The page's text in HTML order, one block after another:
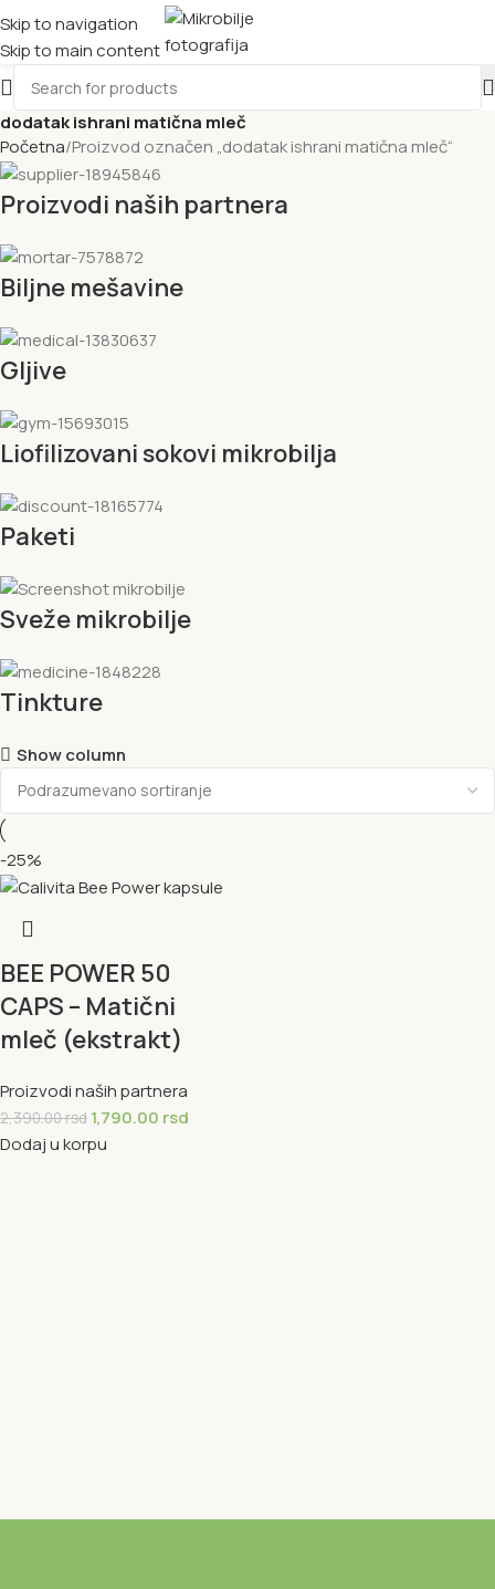
Skip to navigation
Skip to main content
dodatak ishrani matična mleč
Početna Proizvod označen „dodatak ishrani matična mleč“
Proizvodi naših partnera
Biljne mešavine
Gljive
Liofilizovani sokovi mikrobilja
Paketi
Sveže mikrobilje
Tinkture
Show column
-25%
BEE POWER 50
CAPS – Matični
mleč (ekstrakt)
Proizvodi naših partnera
2,390.00rsd 1,790.00 rsd
Dodaj u korpu